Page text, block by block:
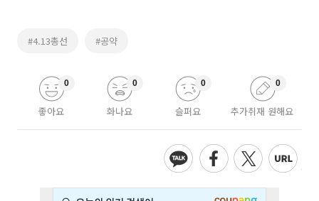
#4.13총선 #공약
좋아요
0
화나요
0
슬퍼요
0
추가취재 원해요
0